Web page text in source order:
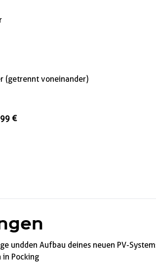
(getrennt voneinander)
€
und den Aufbau deines neuen PV-
in Pocking